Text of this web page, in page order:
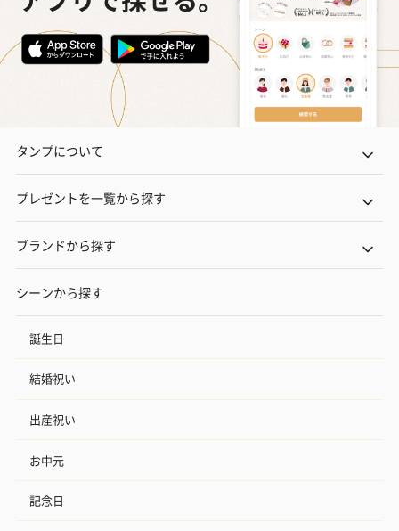
タンプについて
プレゼントを一覧から探す
ブランドから探す
シーンから探す
誕生日
結婚祝い
出産祝い
お中元
記念日